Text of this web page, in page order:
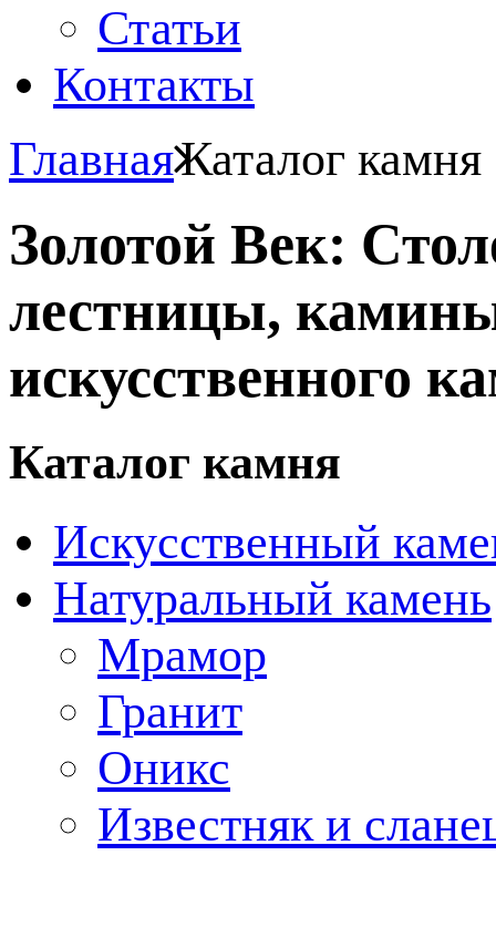
Статьи
Контакты
ГлавнаяКаталог камня
Золотой Век:
лестницы,
искусственного
Каталог камня
Искусственный
Натуральный камень
Мрамор
Гранит
Оникс
Известняк и